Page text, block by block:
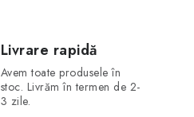
Livrare rapidă
Avem toate produsele în
stoc. Livrăm în termen de 2-
3 zile.